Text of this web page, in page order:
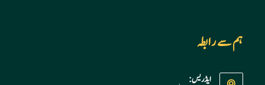
ہم سے رابطہ
ایڈریس: